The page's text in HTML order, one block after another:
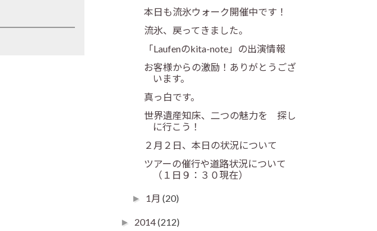
本日も流氷ウォーク開催中です！
流氷、戻ってきました。
「Laufenのkita-note」の出演情報
お客様からの激励！ありがとうござ
います。
真っ白です。
世界遺産知床、二つの魅力を 探し
に行こう！
２月２日、本日の状況について
ツアーの催行や道路状況について
（１日９：３０現在）
► 1月(20)
► 2014(212)